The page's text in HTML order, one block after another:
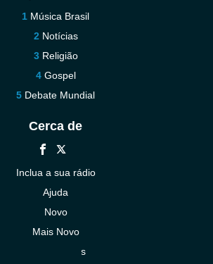
Música Brasil
Notícias
Religião
Gospel
Debate Mundial
Cerca de
Inclua a sua rádio
Ajuda
Novo
Mais Novo
Contacte-nos